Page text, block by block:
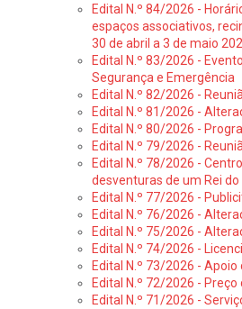
Edital N.º 84/2026 -
espaços associativos,
30 de abril a 3 de maio
Edital N.º 83/2026 -
Segurança e Emergência
Edital N.º 82/2026 -
Edital N.º 81/2026 -
Edital N.º 80/2026 -
Edital N.º 79/2026 -
Edital N.º 78/2026 -
desventuras de um Rei do
Edital N.º 77/2026 -
Edital N.º 76/2026 -
Edital N.º 75/2026 -
Edital N.º 74/2026 -
Edital N.º 73/2026 -
Edital N.º 72/2026 -
Edital N.º 71/2026 -